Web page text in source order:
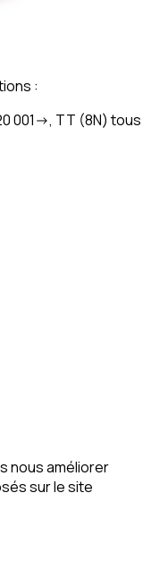
:
001->, TT (8N) tous
nous améliorer
sur le site